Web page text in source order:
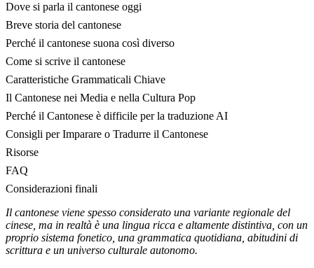
Dove si parla il cantonese oggi
Breve storia del cantonese
Perché il cantonese suona così diverso
Come si scrive il cantonese
Caratteristiche Grammaticali Chiave
Il Cantonese nei Media e nella Cultura Pop
Perché il Cantonese è difficile per la traduzione AI
Consigli per Imparare o Tradurre il Cantonese
Risorse
FAQ
Considerazioni finali
Il cantonese viene spesso considerato una variante regionale del
cinese, ma in realtà è una lingua ricca e altamente distintiva, con un
proprio sistema fonetico, una grammatica quotidiana, abitudini di
scrittura e un universo culturale autonomo.